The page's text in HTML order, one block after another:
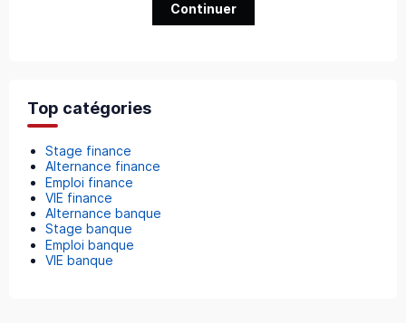
Continuer
Top catégories
Stage finance
Alternance finance
Emploi finance
VIE finance
Alternance banque
Stage banque
Emploi banque
VIE banque